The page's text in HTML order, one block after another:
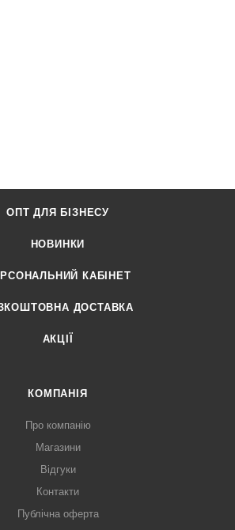
ОПТ ДЛЯ БІЗНЕСУ
НОВИНКИ
КАБІНЕТ
ДОСТАВКА
АКЦІЇ
КОМПАНІЯ
Про компанію
Магазини
Відгуки
Контакти
Публічна оферта